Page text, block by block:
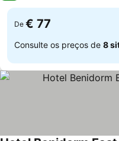
De € 77
Consulte os preços de 8